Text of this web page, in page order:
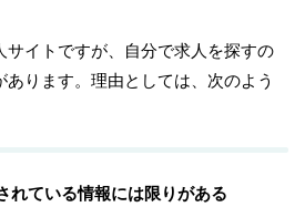
サイトですが、自分で求人を探すの
ります。理由としては、次のよう
れている情報には限りがある